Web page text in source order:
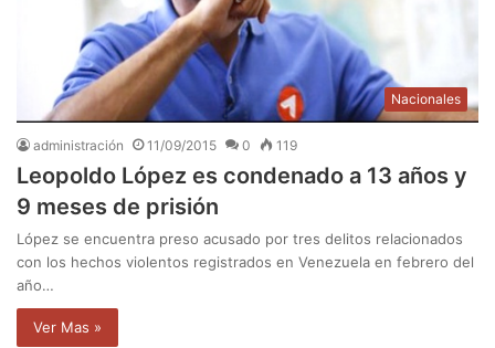
Nacionales
administración 11/09/2015 0 119
Leopoldo López es condenado a 13 años y
9 meses de prisión
López se encuentra preso acusado por tres delitos relacionados
con los hechos violentos registrados en Venezuela en febrero del
año…
Ver Mas »